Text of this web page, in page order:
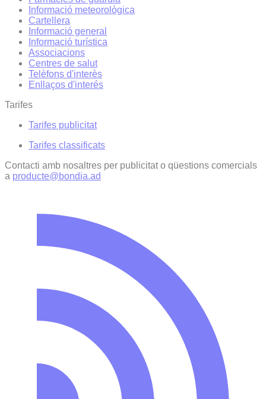
Informació meteorològica
Cartellera
Informació general
Informació turística
Associacions
Centres de salut
Telèfons d'interès
Enllaços d'interés
Tarifes
Tarifes publicitat
Tarifes classificats
Contacti amb nosaltres per publicitat o qüestions comercials
a producte@bondia.ad